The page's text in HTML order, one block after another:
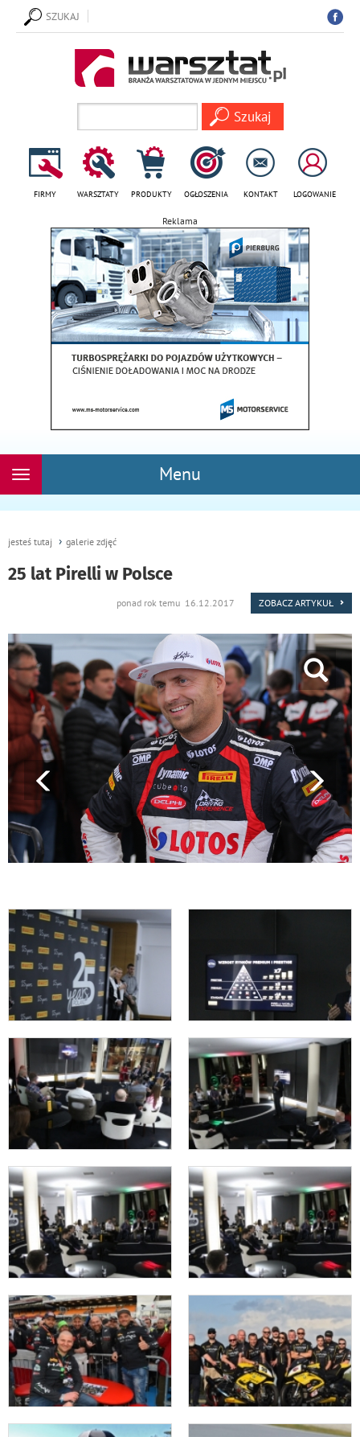
SZUKAJ
FIRMY WARSZTATY PRODUKTY OGŁOSZENIA KONTAKT LOGOWANIE
Reklama
Menu
Rozwiń
jesteś tutaj galerie zdjęć
25 lat Pirelli w Polsce
ponad rok temu 16.12.2017 ZOBACZ ARTYKUŁ